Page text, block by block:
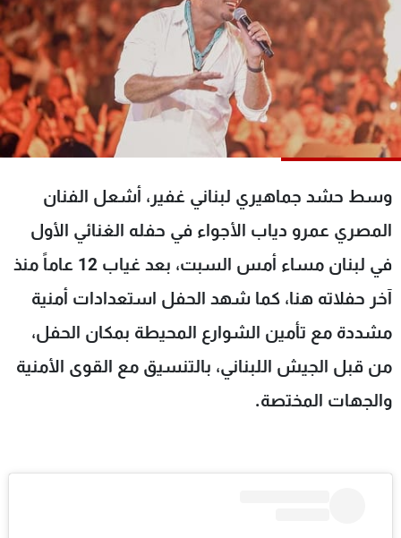
وسط حشد جماهيري لبناني غفير، أشعل الفنان
المصري عمرو دياب الأجواء في حفله الغنائي الأول
في لبنان مساء أمس السبت، بعد غياب 12 عاماً منذ
آخر حفلاته هنا، كما شهد الحفل استعدادات أمنية
مشددة مع تأمين الشوارع المحيطة بمكان الحفل،
من قبل الجيش اللبناني، بالتنسيق مع القوى الأمنية
والجهات المختصة.
منوعات رياضة
كأس العالم
البرامج
جدول البرامج
شاهد البرامج
عن MTV
الإنـتـاج
لاعلاناتكم
وظائف
تواصل معنا
شروط الإسـتخدام
سياسة الخصوصية